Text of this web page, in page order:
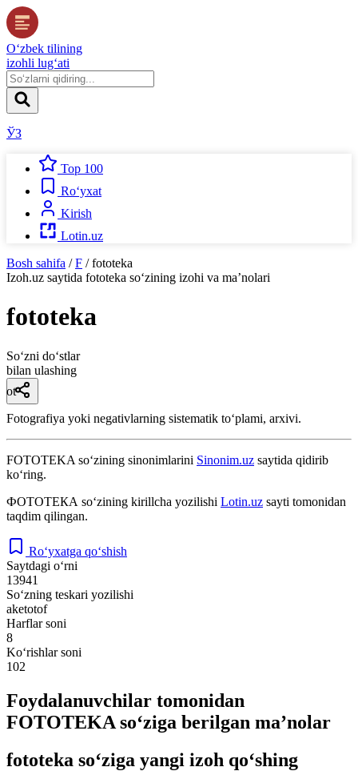
O‘zbek tilining
izohli lug‘ati
ЎЗ
Top 100
Ro‘yxat
Kirish
Lotin.uz
Bosh sahifa / F / fototeka
Izoh.uz saytida fototeka so‘zining izohi va ma’nolari
fototeka
So‘zni do‘stlar
bilan ulashing
ot
Fotografiya yoki negativlarning sistematik toʻplami, arxivi.
FOTOTEKA so‘zining sinonimlarini Sinonim.uz saytida qidirib
ko‘ring.
ФОТОТЕКА so‘zining kirillcha yozilishi Lotin.uz sayti tomonidan
taqdim qilingan.
Ro‘yxatga qo‘shish
Saytdagi o‘rni
13941
So‘zning teskari yozilishi
aketotof
Harflar soni
8
Ko‘rishlar soni
102
Foydalanuvchilar tomonidan
FOTOTEKA so‘ziga berilgan ma’nolar
fototeka so‘ziga yangi izoh qo‘shing